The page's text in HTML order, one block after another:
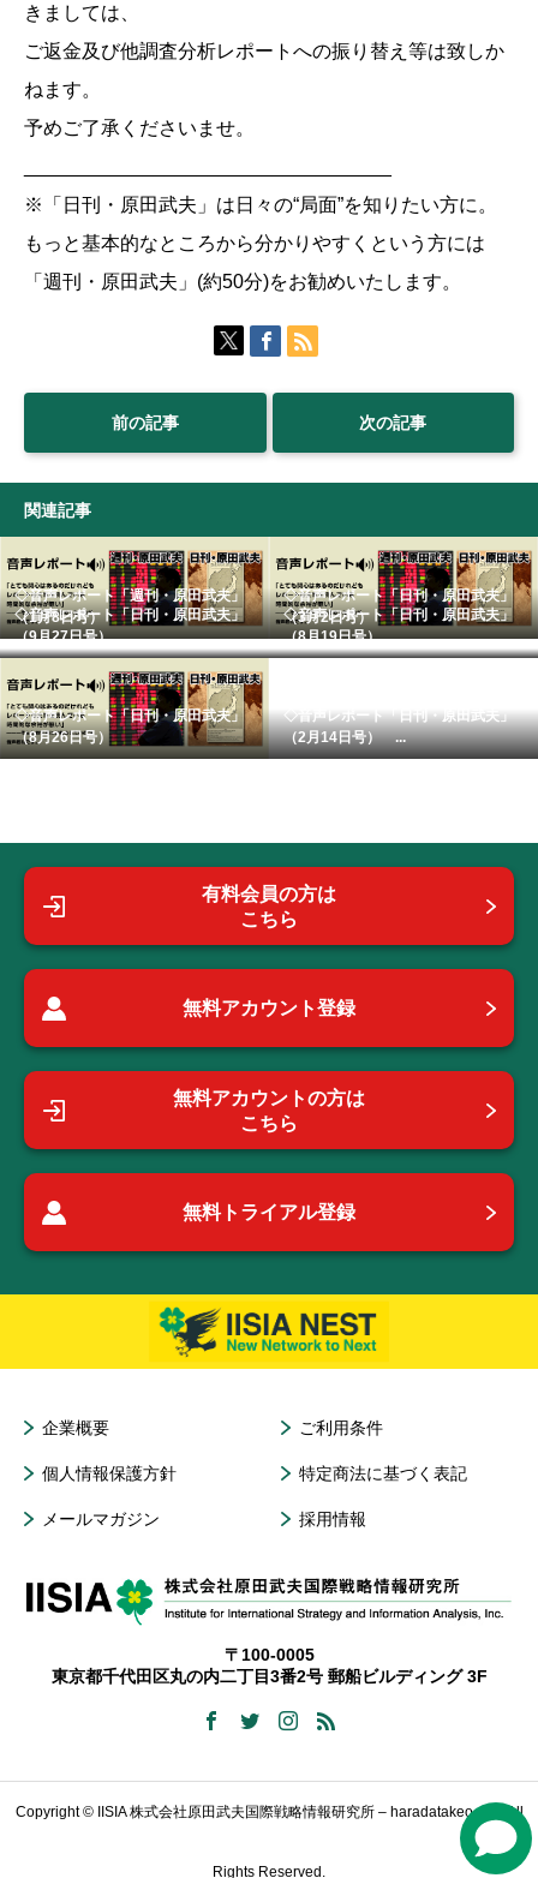
きましては、
ご返金及び他調査分析レポートへの振り替え等は致しか
ねます。
予めご了承くださいませ。
※「日刊・原田武夫」は日々の“局面”を知りたい方に。
もっと基本的なところから分かりやすくという方には
「週刊・原田武夫」(約50分)をお勧めいたします。
前の記事 次の記事
関連記事
◇音声レポート「週刊・原田武夫」
（1月8日号）
◇音声レポート「日刊・原田武夫」
（3月2日号）
◇音声レポート「日刊・原田武夫」
（9月27日号） ...
◇音声レポート「日刊・原田武夫」
（8月19日号）
◇音声レポート「日刊・原田武夫」
（8月26日号）
◇音声レポート「日刊・原田武夫」
（2月14日号） ...
有料会員の方は
こちら
無料アカウント登録
無料アカウントの方は
こちら
無料トライアル登録
企業概要 ご利用条件
個人情報保護方針 特定商法に基づく表記
メールマガジン 採用情報
〒100-0005
東京都千代田区丸の内二丁目3番2号 郵船ビルディング 3F
Copyright © IISIA 株式会社原田武夫国際戦略情報研究所 – haradatakeo.com All
Rights Reserved.